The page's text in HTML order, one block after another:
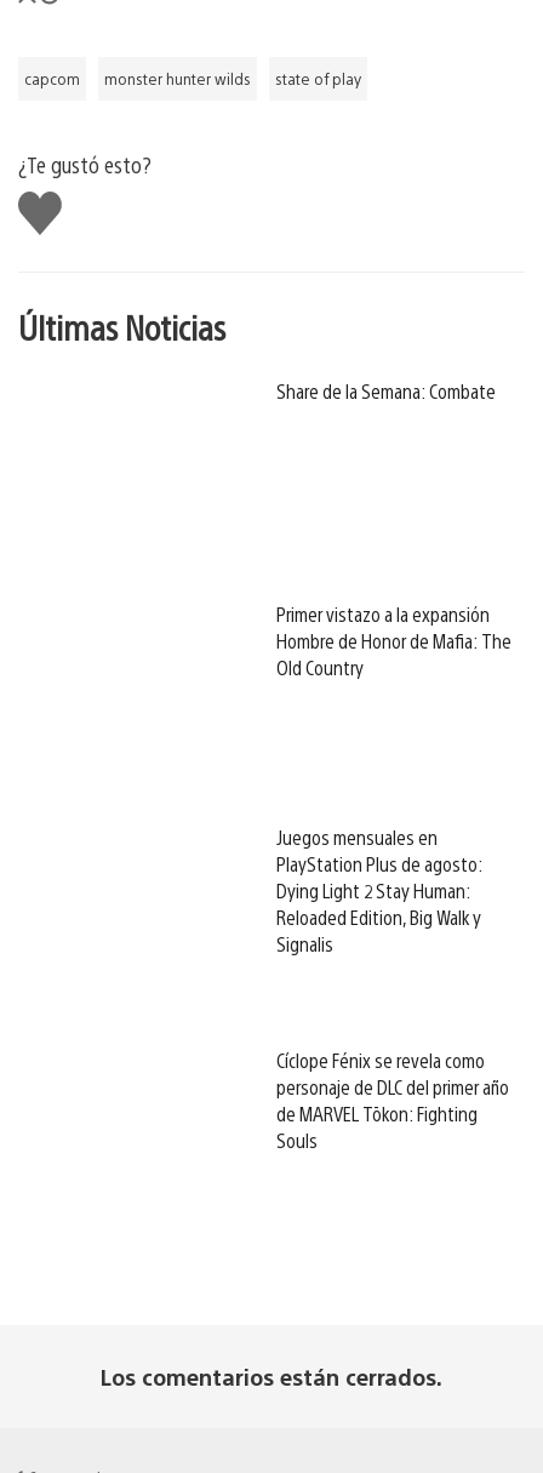
capcom monster hunter wilds state of play
¿Te gustó esto?
Me
gusta
Últimas Noticias
Share de la Semana: Combate
Primer vistazo a la expansión
Hombre de Honor de Mafia: The
Old Country
Juegos mensuales en
PlayStation Plus de agosto:
Dying Light 2 Stay Human:
Reloaded Edition, Big Walk y
Signalis
Cíclope Fénix se revela como
personaje de DLC del primer año
de MARVEL Tōkon: Fighting
Souls
Los comentarios están cerrados.